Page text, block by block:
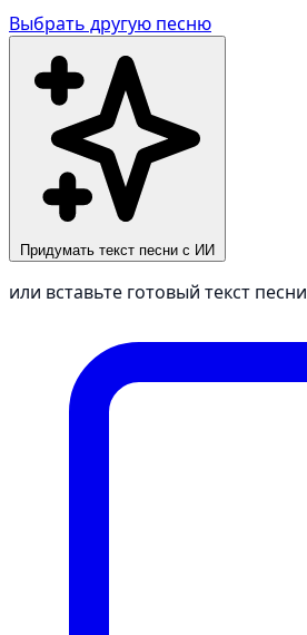
Выбрать другую песню
Придумать текст песни с ИИ
или вставьте готовый текст песни